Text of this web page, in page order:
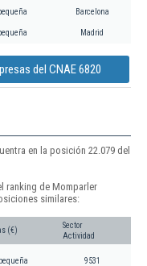
Barcelona
Madrid
del CNAE 6820
en la posición 22.079 del
ranking de Momparler
similares:
(€)
Sector
Actividad
pequeña 9531